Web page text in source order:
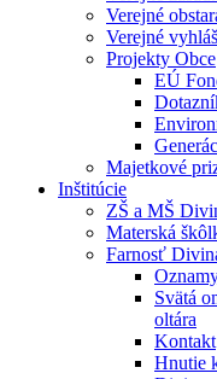
Verejné
Verejné
Projekty Obce
EÚ
Majetkové
Inštitúcie
ZŠ a MŠ
Materská
Farnosť
Svätá
oltára
Kontakt
Hnutie